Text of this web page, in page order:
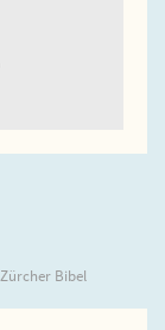
Zürcher Bibel